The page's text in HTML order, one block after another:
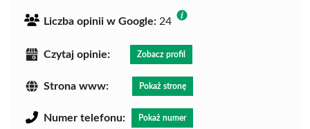
Liczba opinii w Google: 24
Czytaj opinie: Zobacz profil
Strona www: Pokaż stronę
Numer telefonu: Pokaż numer